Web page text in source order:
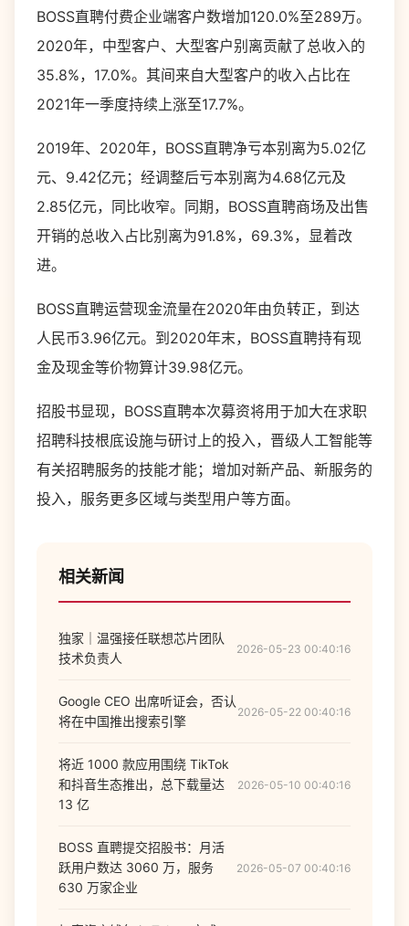
BOSS直聘付费企业端客户数增加120.0%至289万。
2020年，中型客户、大型客户别离贡献了总收入的
35.8%，17.0%。其间来自大型客户的收入占比在
2021年一季度持续上涨至17.7%。
2019年、2020年，BOSS直聘净亏本别离为5.02亿
元、9.42亿元；经调整后亏本别离为4.68亿元及
2.85亿元，同比收窄。同期，BOSS直聘商场及出售
开销的总收入占比别离为91.8%，69.3%，显着改
进。
BOSS直聘运营现金流量在2020年由负转正，到达
人民币3.96亿元。到2020年末，BOSS直聘持有现
金及现金等价物算计39.98亿元。
招股书显现，BOSS直聘本次募资将用于加大在求职
招聘科技根底设施与研讨上的投入，晋级人工智能等
有关招聘服务的技能才能；增加对新产品、新服务的
投入，服务更多区域与类型用户等方面。
相关新闻
独家｜温强接任联想芯片团队
技术负责人
2026-05-23 00:40:16
Google CEO 出席听证会，否认
将在中国推出搜索引擎
2026-05-22 00:40:16
将近 1000 款应用围绕 TikTok
和抖音生态推出，总下载量达
13 亿
2026-05-10 00:40:16
BOSS 直聘提交招股书：月活
跃用户数达 3060 万，服务
630 万家企业
2026-05-07 00:40:16